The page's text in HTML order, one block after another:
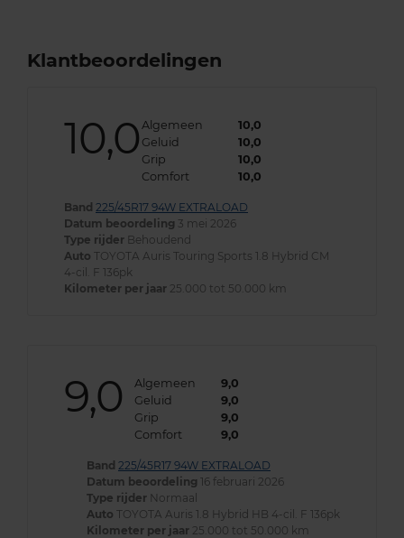
Klantbeoordelingen
10,0 Algemeen
10,0
Geluid
10,0
Grip
10,0
Comfort
10,0
Band 225/45R17 94W EXTRALOAD
Datum beoordeling 3 mei 2026
Type rijder Behoudend
Auto TOYOTA Auris Touring Sports 1.8 Hybrid CM
4-cil. F 136pk
Kilometer per jaar 25.000 tot 50.000 km
9,0 Algemeen
9,0
Geluid
9,0
Grip
9,0
Comfort
9,0
Band 225/45R17 94W EXTRALOAD
Datum beoordeling 16 februari 2026
Type rijder Normaal
Auto TOYOTA Auris 1.8 Hybrid HB 4-cil. F 136pk
Kilometer per jaar 25.000 tot 50.000 km